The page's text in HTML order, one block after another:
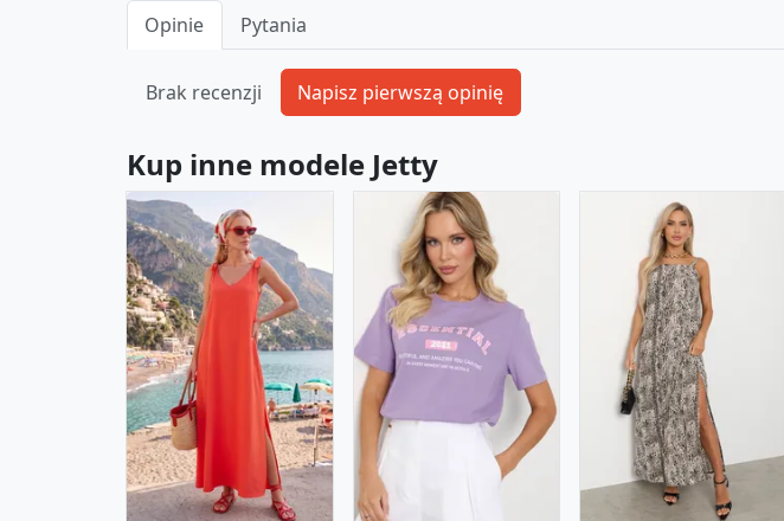
Opinie Pytania
Brak recenzji
Kup inne modele Jetty